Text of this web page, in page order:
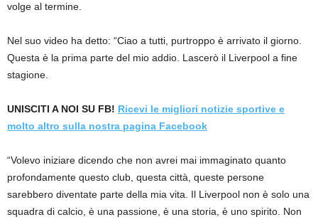
volge al termine.
Nel suo video ha detto: “Ciao a tutti, purtroppo è arrivato il giorno.
Questa è la prima parte del mio addio. Lascerò il Liverpool a fine
stagione.
UNISCITI A NOI SU FB! Ricevi le migliori notizie sportive e
molto altro sulla nostra pagina Facebook
“Volevo iniziare dicendo che non avrei mai immaginato quanto
profondamente questo club, questa città, queste persone
sarebbero diventate parte della mia vita. Il Liverpool non è solo una
squadra di calcio, è una passione, è una storia, è uno spirito. Non